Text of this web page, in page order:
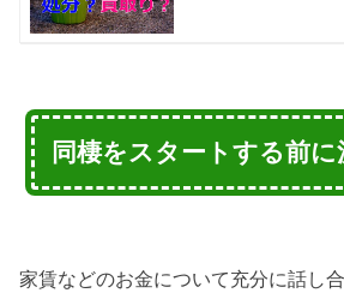
同棲をスタートする前に
家賃などのお金について充分に話し合